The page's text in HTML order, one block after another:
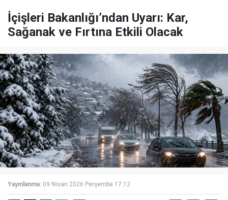
İçişleri Bakanlığı’ndan Uyarı: Kar,
Sağanak ve Fırtına Etkili Olacak
Yayınlanma: 09 Nisan 2026 Perşembe 17:12